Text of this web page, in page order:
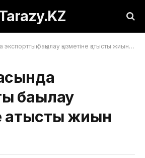
бақылау қызметіне қатысты жиын өтті
бақылау
қатысты жиын